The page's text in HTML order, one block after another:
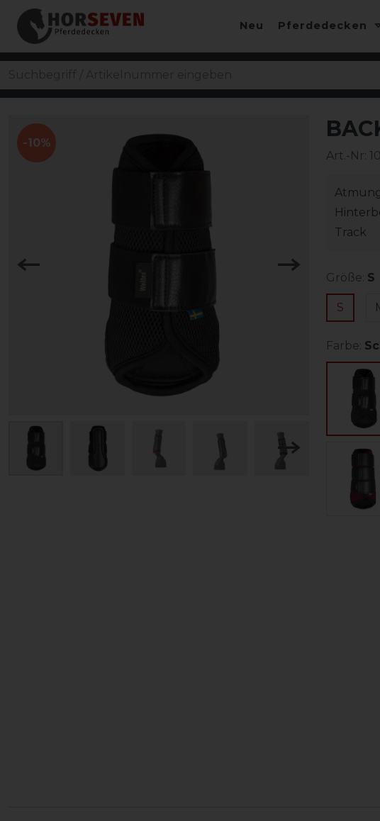
Neu Pferdedecken
-10%
Art.-Nr:
Track
Größe: S
S
Farbe: